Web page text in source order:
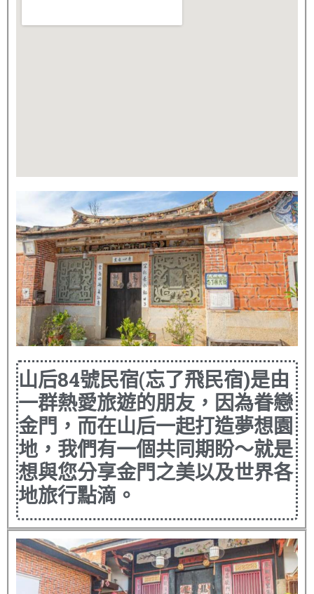
山后84號民宿(忘了飛民宿)是由
一群熱愛旅遊的朋友，因為眷戀
金門，而在山后一起打造夢想園
地，我們有一個共同期盼～就是
想與您分享金門之美以及世界各
地旅行點滴。